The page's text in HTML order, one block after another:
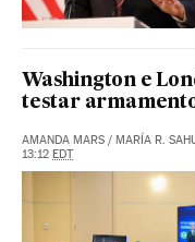
Washington e
testar
AMANDA MARS / MARÍA R.
13:12 EDT